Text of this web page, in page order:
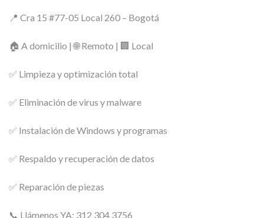
📍 Cra 15 #77-05 Local 260 – Bogotá
🏠 A domicilio | 🌐 Remoto | 🏢 Local
✅ Limpieza y optimización total
✅ Eliminación de virus y malware
✅ Instalación de Windows y programas
✅ Respaldo y recuperación de datos
✅ Reparación de piezas
📞 Llámenos YA: 312 304 3756